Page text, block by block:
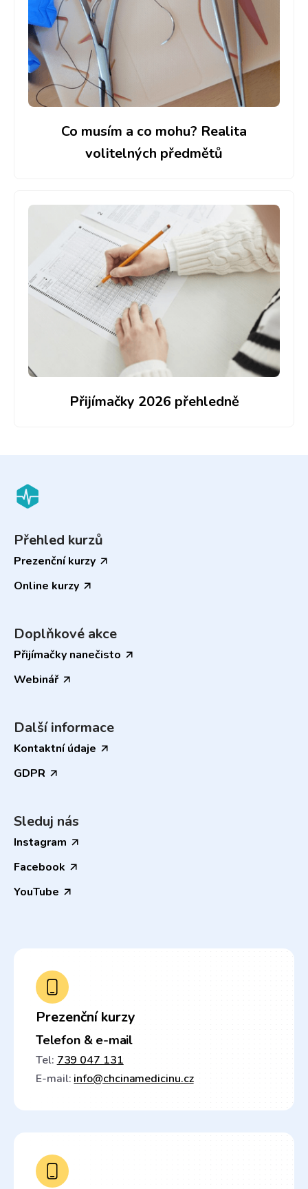
Co musím a co mohu? Realita
volitelných předmětů
Přijímačky 2026 přehledně
Přehled kurzů
Prezenční kurzy
Online kurzy
Doplňkové akce
Přijímačky nanečisto
Webinář
Další informace
Kontaktní údaje
GDPR
Sleduj nás
Instagram
Facebook
YouTube
Prezenční kurzy
Telefon & e-mail
Tel: 739 047 131
E-mail: info@chcinamedicinu.cz